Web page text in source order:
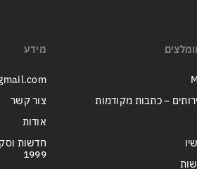
– כתבות מקודמות
מידע
צור קשר
אודות
חדשות
1999